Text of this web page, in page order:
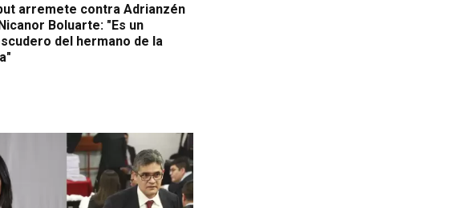
arremete contra Adrianzén
Boluarte: "Es un
del hermano de la